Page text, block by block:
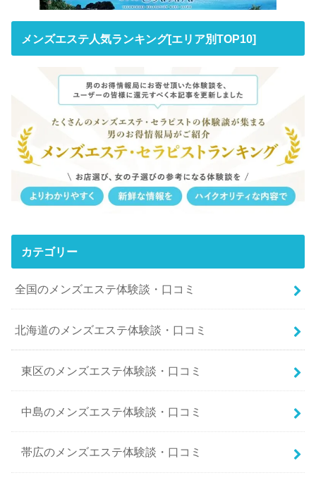
メンズエステ人気ランキング[エリア別TOP10]
カテゴリー
全国のメンズエステ体験談・口コミ
北海道のメンズエステ体験談・口コミ
東区のメンズエステ体験談・口コミ
中島のメンズエステ体験談・口コミ
帯広のメンズエステ体験談・口コミ